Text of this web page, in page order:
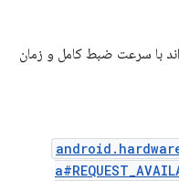
با سرعت ضبط کامل و زمان